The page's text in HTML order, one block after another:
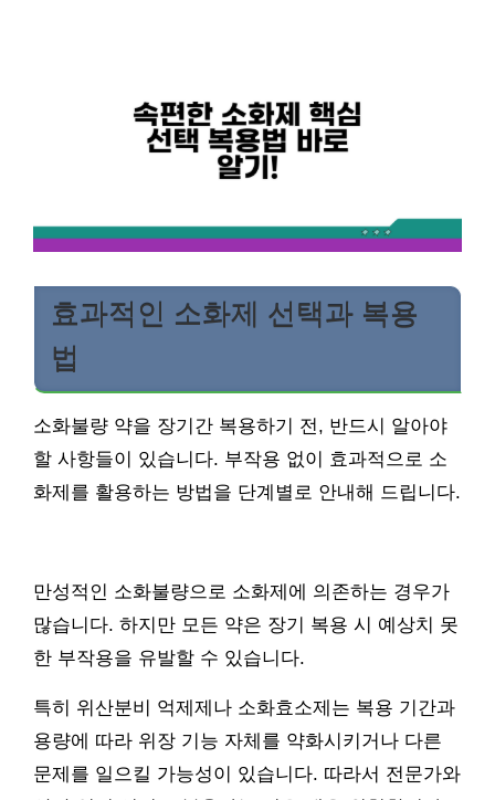
효과적인 소화제 선택과 복용
법
소화불량 약을 장기간 복용하기 전, 반드시 알아야
할 사항들이 있습니다. 부작용 없이 효과적으로 소
화제를 활용하는 방법을 단계별로 안내해 드립니다.
만성적인 소화불량으로 소화제에 의존하는 경우가
많습니다. 하지만 모든 약은 장기 복용 시 예상치 못
한 부작용을 유발할 수 있습니다.
특히 위산분비 억제제나 소화효소제는 복용 기간과
용량에 따라 위장 기능 자체를 약화시키거나 다른
문제를 일으킬 가능성이 있습니다. 따라서 전문가와